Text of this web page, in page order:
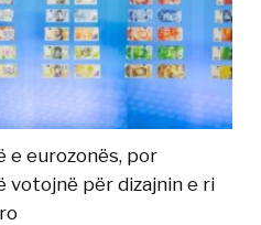
e eurozonës, por
për dizajnin e ri